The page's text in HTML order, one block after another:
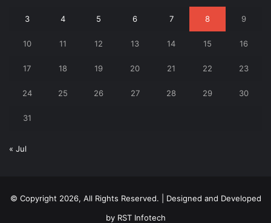
3 4 5 6 7 8 9
10 11 12 13 14 15 16
17 18 19 20 21 22 23
24 25 26 27 28 29 30
31
« Jul
© Copyright 2026, All Rights Reserved. | Designed and Developed
byRST Infotech